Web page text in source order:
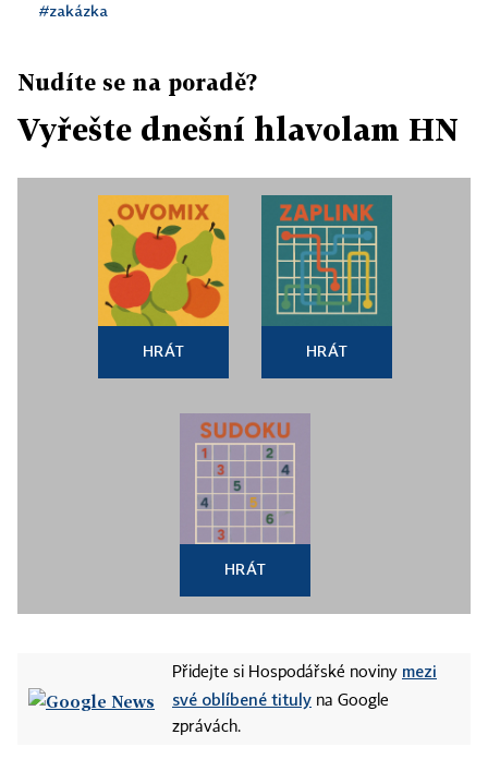
#zakázka
Nudíte se na poradě?
Vyřešte dnešní hlavolam HN
HRÁT HRÁT
HRÁT
Přidejte si Hospodářské noviny mezi
své oblíbené tituly na Google
zprávách.